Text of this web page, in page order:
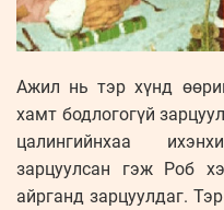
Ажил нь тэр хүнд
хамт бодлогогүй
цалингийнхаа
зарцуулсан гэж Роб
айрганд зарцуулдаг.